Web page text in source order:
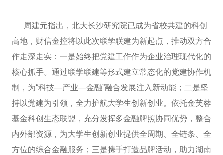
周建元指出，北大长沙研究院已成为省校共建的科创
高地，财信金控将以此次联学联建为新起点，推动双方合
作走深走实：一是始终把党建工作作为企业治理现代化的
核心抓手。通过联学联建等形式建立常态化的党建协作机
制，为“科技—产业—金融”融合发展注入新动能；二是坚
持以党建为引领，全力护航大学生创新创业。依托金芙蓉
基金科创生态联盟，充分发挥多金融牌照协同优势，整合
内外部资源，为大学生创新创业提供全周期、全链条、全
方位的综合金融服务；三是携手打造品牌活动，助力湖南